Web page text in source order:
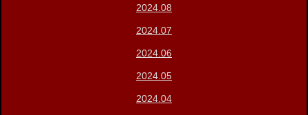
2024.08
2024.07
2024.06
2024.05
2024.04